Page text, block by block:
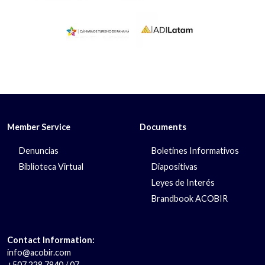
Member Service
Denuncias
Biblioteca Virtual
Documents
Boletines Informativos
Diapositivas
Leyes de Interés
Brandbook ACOBIR
Contact Information:
info@acobir.com